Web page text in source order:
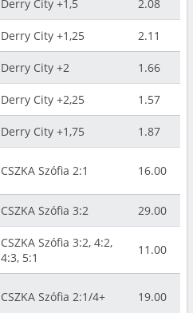
Derry City +1,5 2.08
Derry City +1,25 2.11
Derry City +2 1.66
Derry City +2,25 1.57
Derry City +1,75 1.87
CSZKA Szófia 2:1 16.00
CSZKA Szófia 3:2 29.00
CSZKA Szófia 3:2, 4:2,
4:3, 5:1
11.00
CSZKA Szófia 2:1/4+ 19.00